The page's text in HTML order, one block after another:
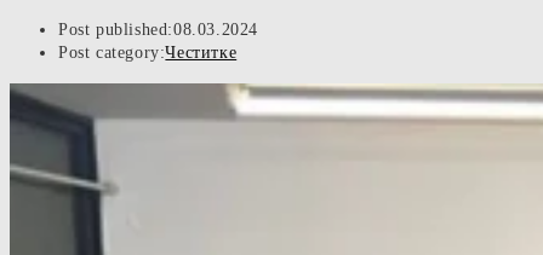
Post published:08.03.2024
Post category:Честитке